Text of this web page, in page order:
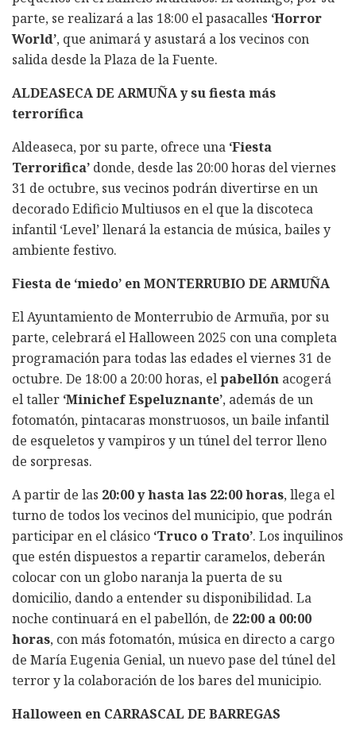
parte, se realizará a las 18:00 el pasacalles ‘Horror
World’, que animará y asustará a los vecinos con
salida desde la Plaza de la Fuente.
ALDEASECA DE ARMUÑA y su fiesta más
terrorífica
Aldeaseca, por su parte, ofrece una ‘Fiesta
Terrorifica’ donde, desde las 20:00 horas del viernes
31 de octubre, sus vecinos podrán divertirse en un
decorado Edificio Multiusos en el que la discoteca
infantil ‘Level’ llenará la estancia de música, bailes y
ambiente festivo.
Fiesta de ‘miedo’ en MONTERRUBIO DE ARMUÑA
El Ayuntamiento de Monterrubio de Armuña, por su
parte, celebrará el Halloween 2025 con una completa
programación para todas las edades el viernes 31 de
octubre. De 18:00 a 20:00 horas, elpabellón acogerá
el taller ‘Minichef Espeluznante’, además de un
fotomatón, pintacaras monstruosos, un baile infantil
de esqueletos y vampiros y un túnel del terror lleno
de sorpresas.
A partir de las 20:00 y hasta las 22:00 horas, llega el
turno de todos los vecinos del municipio, que podrán
participar en el clásico ‘Truco o Trato’. Los inquilinos
que estén dispuestos a repartir caramelos, deberán
colocar con un globo naranja la puerta de su
domicilio, dando a entender su disponibilidad. La
noche continuará en el pabellón, de 22:00 a 00:00
horas, con más fotomatón, música en directo a cargo
de María Eugenia Genial, un nuevo pase del túnel del
terror y la colaboración de los bares del municipio.
Halloween en CARRASCAL DE BARREGAS